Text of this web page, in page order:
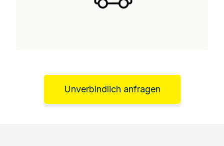
Unverbindlich anfragen